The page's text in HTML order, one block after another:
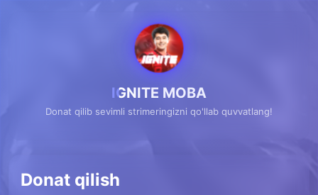
IGNITE MOBA
Donat qilib sevimli strimeringizni qo'llab quvvatlang!
Donat qilish